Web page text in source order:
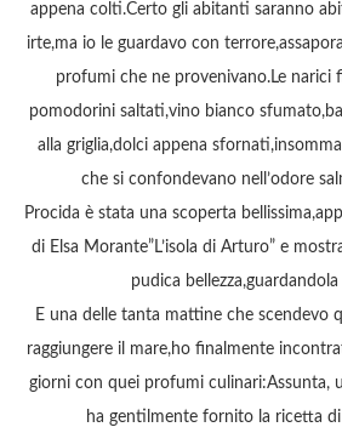
appena colti.Certo gli abitanti saranno
irte,ma io le guardavo con
profumi che ne provenivano.Le narici
pomodorini saltati,vino bianco
alla griglia,dolci appena
che si confondevano nell’odore
Procida è stata una scoperta
di Elsa Morante”L’isola di Arturo” e
pudica
E una delle tanta mattine che scendevo
raggiungere il mare,ho finalmente
giorni con quei profumi culinari:Assunta,
ha gentilmente fornito la ricetta